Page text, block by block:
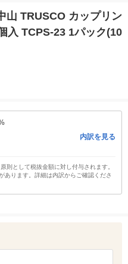
山 TRUSCO カップリン
入 TCPS-23 1パック(10
内訳を見る
則として税抜金額に対し付与されます。
あります。詳細は内訳からご確認くださ